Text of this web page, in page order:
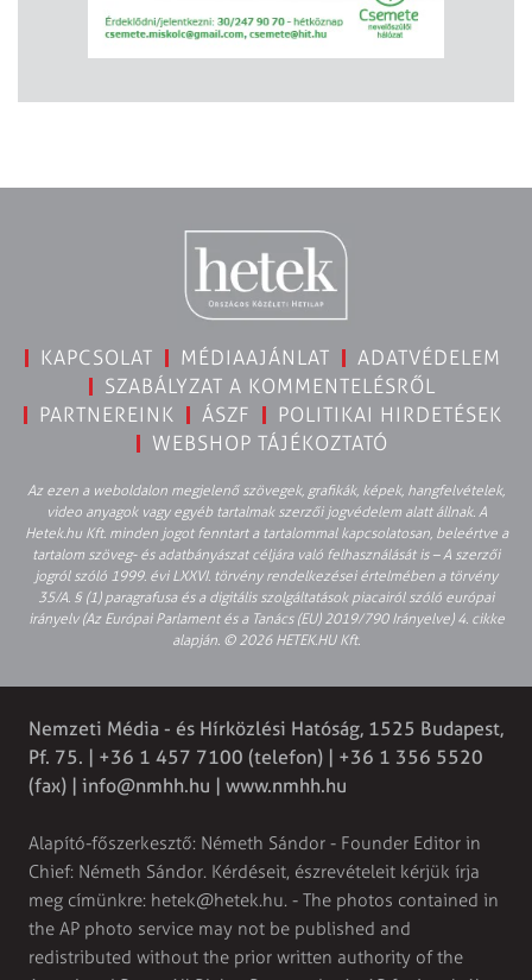
KAPCSOLAT MÉDIAAJÁNLAT
ADATVÉDELEM
SZABÁLYZAT A KOMMENTELÉSRŐL
PARTNEREINK
ÁSZF
POLITIKAI HIRDETÉSEK
WEBSHOP TÁJÉKOZTATÓ
Az ezen a weboldalon megjelenő szövegek, grafikák, képek, hangfelvételek,
video anyagok vagy egyéb tartalmak szerzői jogvédelem alatt állnak. A
Hetek.hu Kft. minden jogot fenntart a tartalommal kapcsolatosan, beleértve a
tartalom szöveg- és adatbányászat céljára való felhasználását is – A szerzői
jogról szóló 1999. évi LXXVI. törvény rendelkezései értelmében a törvény
35/A. § (1) paragrafusa és a digitális szolgáltatások piacairól szóló európai
irányelv (Az Európai Parlament és a Tanács (EU) 2019/790 Irányelve) 4. cikke
alapján. © 2026 HETEK.HU Kft.
Nemzeti Média - és Hírközlési Hatóság, 1525 Budapest,
Pf. 75. | +36 1 457 7100 (telefon) | +36 1 356 5520
(fax) | info@nmhh.hu | www.nmhh.hu
Alapító-főszerkesztő: Németh Sándor - Founder Editor in
Chief: Németh Sándor. Kérdéseit, észrevételeit kérjük írja
meg címünkre: hetek@hetek.hu. - The photos contained in
the AP photo service may not be published and
redistributed without the prior written authority of the